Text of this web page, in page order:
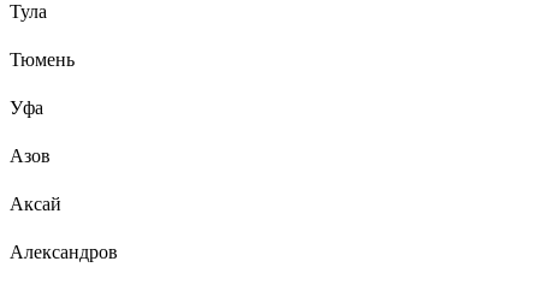
Тула
Тюмень
Уфа
Азов
Аксай
Александров